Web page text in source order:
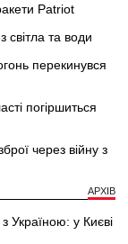
Patriot
світла та води
перекинувся
погіршиться
через війну з
АРХІВ
Україною: у Києві